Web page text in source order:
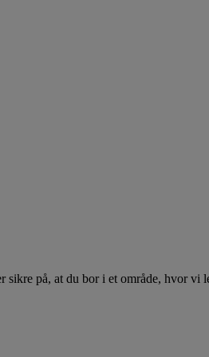
sikre på, at du bor i et område, hvor vi